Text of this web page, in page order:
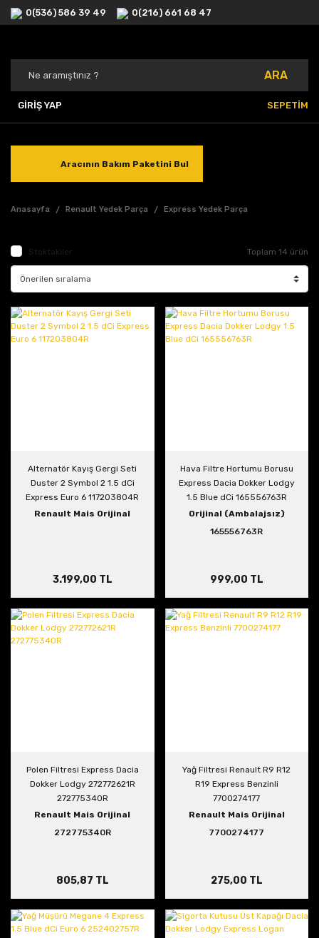
0(536) 586 39 49 0(216) 661 68 47
ARA
GİRİŞ YAP SEPETİM
Aracının Bakım Paketini Bul
Anasayfa Renault Yedek Parça Express Yedek Parça
Stoktakiler Toplam 14 ürün
Alternatör Kayış Gergi Seti
Duster 2 Symbol 2 1.5 dCi
Express Euro 6 117203804R
Renault Mais Orijinal
3.199,00 TL
Hava Filtre Hortumu Borusu
Express Dacia Dokker Lodgy
1.5 Blue dCi 165556763R
Orijinal (Ambalajsız)
165556763R
999,00 TL
Polen Filtresi Express Dacia
Dokker Lodgy 272772621R
272775340R
Renault Mais Orijinal
272775340R
805,87 TL
Yağ Filtresi Renault R9 R12
R19 Express Benzinli
7700274177
Renault Mais Orijinal
7700274177
275,00 TL